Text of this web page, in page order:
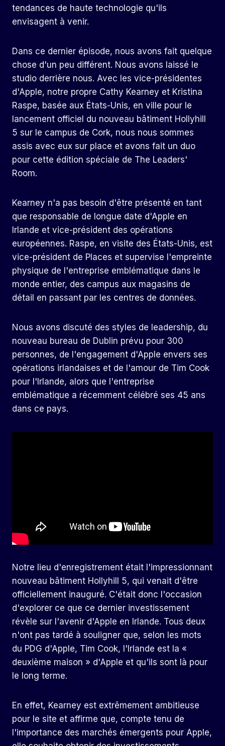
tendances de haute technologie qu'ils
envisagent à venir.
Dans ce dernier épisode, nous avons fait quelque
chose d'un peu différent. Nous avons laissé le
studio derrière nous. Avec les vice-présidentes
d'Apple, notre propre Cathy Kearney et Kristina
Raspe, basée aux États-Unis, en ville pour le
lancement officiel du nouveau bâtiment Hollyhill
5 sur le campus de Cork, nous nous sommes
assis avec eux sur place et avons fait un duo
pour cette édition spéciale de The Leaders'
Room.
Kearney n'a pas besoin d'être présenté en tant
que responsable de longue date d'Apple en
Irlande et vice-président des opérations
européennes. Raspe, en visite des États-Unis, est
vice-président de Places et supervise l'empreinte
physique de l'entreprise emblématique dans le
monde entier, des campus aux magasins de
détail en passant par les centres de données.
Nous avons discuté des styles de leadership, du
nouveau bureau de Dublin prévu pour 300
personnes, de l'engagement d'Apple envers ses
opérations irlandaises et de l'amour de Tim Cook
pour l'Irlande, alors que l'entreprise
emblématique a récemment célébré ses 45 ans
dans ce pays.
Notre lieu d'enregistrement était l'impressionnant
nouveau bâtiment Hollyhill 5, qui venait d'être
officiellement inauguré. C'était donc l'occasion
d'explorer ce que ce dernier investissement
révèle sur l'avenir d'Apple en Irlande. Tous deux
n'ont pas tardé à souligner que, selon les mots
du PDG d'Apple, Tim Cook, l'Irlande est la «
deuxième maison » d'Apple et qu'ils sont là pour
le long terme.
En effet, Kearney est extrêmement ambitieuse
pour le site et affirme que, compte tenu de
l'importance des marchés émergents pour Apple,